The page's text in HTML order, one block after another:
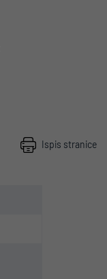
Ispis stranice